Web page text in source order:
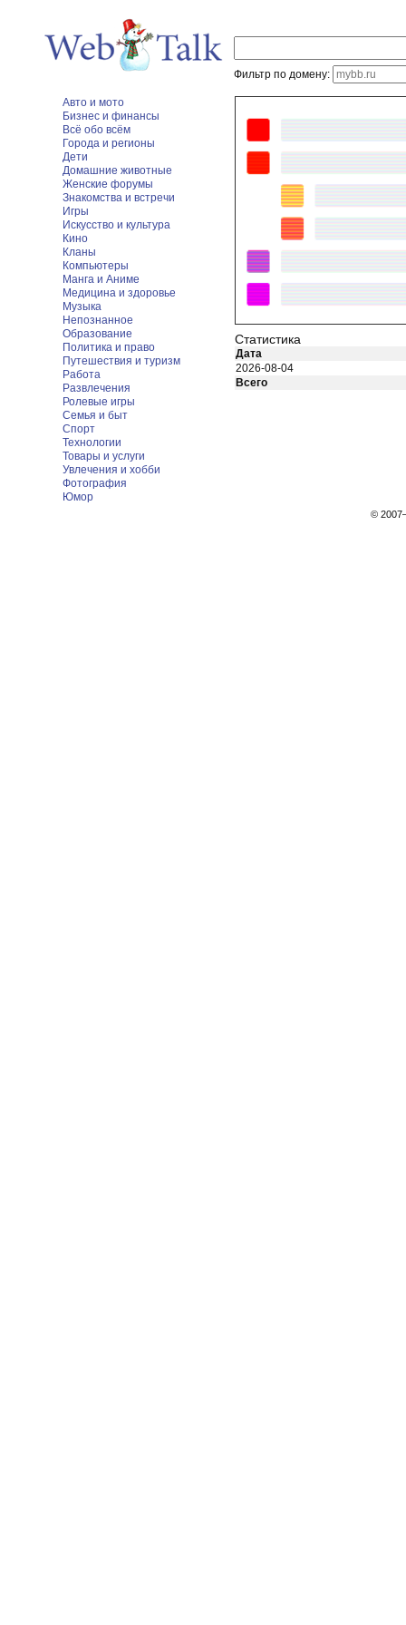
Фильтр по домену:
Авто и мото
Бизнес и финансы
Всё обо всём
Города и регионы
Дети
Домашние животные
Женские форумы
Знакомства и встречи
Игры
Искусство и культура
Кино
Кланы
Компьютеры
Манга и Аниме
Медицина и здоровье
Музыка
Непознанное
Образование
Политика и право
Путешествия и туризм
Работа
Развлечения
Ролевые игры
Семья и быт
Спорт
Технологии
Товары и услуги
Увлечения и хобби
Фотография
Юмор
Статистика
Дата
2026-08-04
Всего
©